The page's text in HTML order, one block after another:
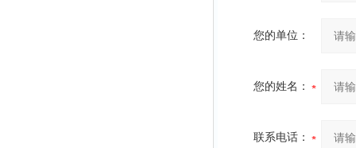
您的单位：
您的姓名：
联系电话：